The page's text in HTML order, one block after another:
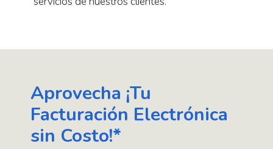
Aprovecha ¡Tu
Facturación Electrónica
sin Costo!*